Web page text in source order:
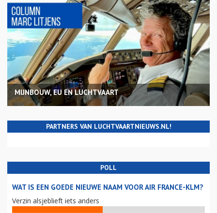
MIJNBOUW, EU EN LUCHTVAART
PARTNERS VAN LUCHTVAARTNIEUWS.NL!
POLL
WAT IS EEN GOEDE NIEUWE NAAM VOOR AIR FRANCE-KLM?
Verzin alsjeblieft iets anders